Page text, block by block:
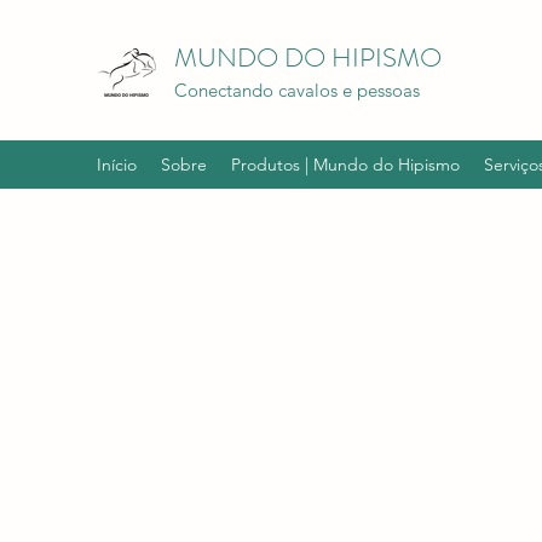
MUNDO DO HIPISMO
Conectando cavalos e pessoas
Início Sobre Produtos | Mundo do Hipismo